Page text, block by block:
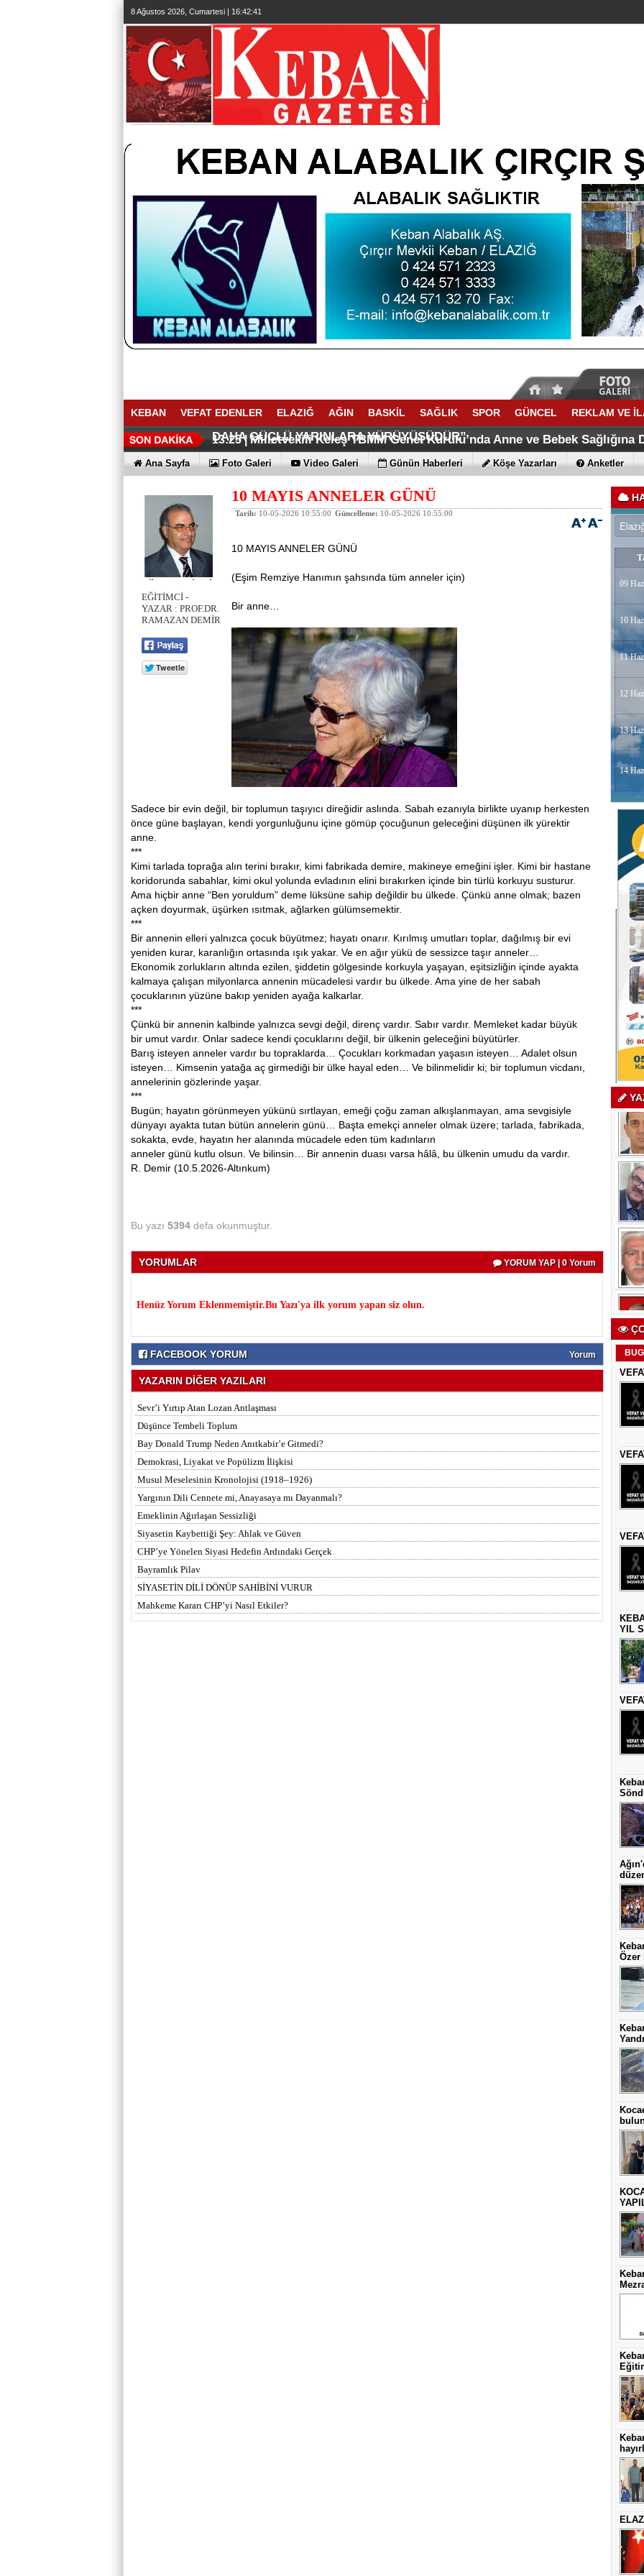
8 Ağustos 2026, Cumartesi | 16:42:42
KEBAN VEFAT EDENLER ELAZIĞ AĞIN BASKİL SAĞLIK SPOR GÜNCEL REKLAM VE
14:16 |BAŞKAN YÜKSEL,TOPRAĞINI KAYBEDEN,GELECEĞINI KAYBEDER,
13:41 |AÇIKKAPI: “TERÖRSÜZ TÜRKİYE, DEVLETİN GERİ ADIMI DEĞİL;
DAHA GÜÇLÜ YARINLARA YÜRÜYÜŞÜDÜR”
13:25 |Milletvekili Keleş TBMM Genel Kurulu’nda Anne ve Bebek Sağlığına
11:59 |Keban Barajı Grup Müdürlüğü Eski Personeli Özer Kırca Vefat etti
11:25 |Keban Nimri Köyünde 22-30 Ağustosta Anlamlı etkinlik
Ana Sayfa Foto Galeri Video Galeri Günün Haberleri Köşe Yazarları Anketler
EĞİTİMCİ -
YAZAR : PROF.DR.
RAMAZAN DEMİR
10 MAYIS ANNELER GÜNÜ
Tarih: 10-05-2026 10:55:00 Güncelleme: 10-05-2026 10:55:00
10 MAYIS ANNELER GÜNÜ
(Eşim Remziye Hanımın şahsında tüm anneler için)
Bir anne…
Sadece bir evin değil, bir toplumun taşıyıcı direğidir aslında. Sabah ezanıyla birlikte uyanıp herkesten
önce güne başlayan, kendi yorgunluğunu içine gömüp çocuğunun geleceğini düşünen ilk yürektir
anne.
***
Kimi tarlada toprağa alın terini bırakır, kimi fabrikada demire, makineye emeğini işler. Kimi bir hastane
koridorunda sabahlar, kimi okul yolunda evladının elini bırakırken içinde bin türlü korkuyu susturur.
Ama hiçbir anne “Ben yoruldum” deme lüksüne sahip değildir bu ülkede. Çünkü anne olmak; bazen
açken doyurmak, üşürken ısıtmak, ağlarken gülümsemektir.
***
Bir annenin elleri yalnızca çocuk büyütmez; hayatı onarır. Kırılmış umutları toplar, dağılmış bir evi
yeniden kurar, karanlığın ortasında ışık yakar. Ve en ağır yükü de sessizce taşır anneler…
Ekonomik zorlukların altında ezilen, şiddetin gölgesinde korkuyla yaşayan, eşitsizliğin içinde ayakta
kalmaya çalışan milyonlarca annenin mücadelesi vardır bu ülkede. Ama yine de her sabah
çocuklarının yüzüne bakıp yeniden ayağa kalkarlar.
***
Çünkü bir annenin kalbinde yalnızca sevgi değil, direnç vardır. Sabır vardır. Memleket kadar büyük
bir umut vardır. Onlar sadece kendi çocuklarını değil, bir ülkenin geleceğini büyütürler.
Barış isteyen anneler vardır bu topraklarda… Çocukları korkmadan yaşasın isteyen… Adalet olsun
isteyen… Kimsenin yatağa aç girmediği bir ülke hayal eden… Ve bilinmelidir ki; bir toplumun vicdanı,
annelerinin gözlerinde yaşar.
***
Bugün; hayatın görünmeyen yükünü sırtlayan, emeği çoğu zaman alkışlanmayan, ama sevgisiyle
dünyayı ayakta tutan bütün annelerin günü… Başta emekçi anneler olmak üzere; tarlada, fabrikada,
sokakta, evde, hayatın her alanında mücadele eden tüm kadınların
anneler günü kutlu olsun. Ve bilinsin… Bir annenin duası varsa hâlâ, bu ülkenin umudu da vardır.
R. Demir (10.5.2026-Altınkum)
Bu yazı 5394 defa okunmuştur.
YORUMLAR YORUM YAP | 0 Yorum
Henüz Yorum Eklenmemiştir.Bu Yazı'ya ilk yorum yapan siz olun.
FACEBOOK YORUM Yorum
YAZARIN DİĞER YAZILARI
Sevr’i Yırtıp Atan Lozan Antlaşması
Düşünce Tembeli Toplum
Bay Donald Trump Neden Anıtkabir’e Gitmedi?
Demokrasi, Liyakat ve Popülizm İlişkisi
Musul Meselesinin Kronolojisi (1918–1926)
Yargının Dili Cennete mi, Anayasaya mı Dayanmalı?
Emeklinin Ağırlaşan Sessizliği
Siyasetin Kaybettiği Şey: Ahlak ve Güven
CHP’ye Yönelen Siyasi Hedefin Ardındaki Gerçek
Bayramlık Pilav
SİYASETİN DİLİ DÖNÜP SAHİBİNİ VURUR
Mahkeme Kararı CHP’yi Nasıl Etkiler?
09
10
11
12
13
14
YIL
Özer
Yandı